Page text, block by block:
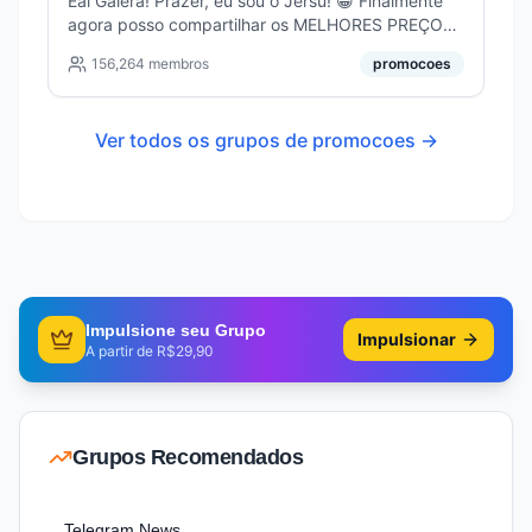
agora posso compartilhar os MELHORES PREÇOS
em Smartphones, mas tudo que você precisa pro
dia a dia!
156,264 membros promocoes
Ver todos os grupos de promocoes →
Impulsione seu Grupo
A partir de R$29,90
Impulsionar
Grupos Recomendados